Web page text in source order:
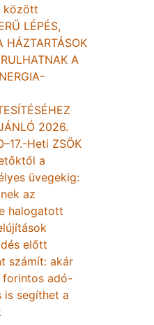
között
LÉPÉS,
HÁZTARTÁSOK
A
2026.
Heti ZSÖK
a
üvegekig:
az
halogatott
előtt
számít: akár
forintos adó-
is segíthet a